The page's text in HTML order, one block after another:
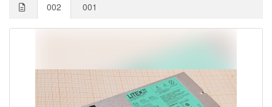
002 001